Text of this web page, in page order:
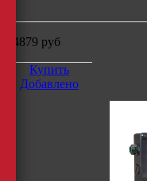
34879 руб
Купить
Добавлено